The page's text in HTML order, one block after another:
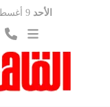
الأحد 9 أغسطس 2026